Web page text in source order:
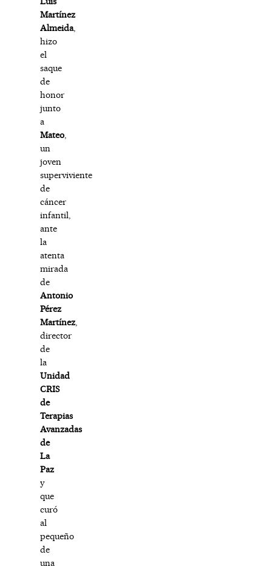
Martínez
Almeida,
hizo
el
saque
de
honor
junto
a
Mateo,
un
joven
superviviente
de
cáncer
infantil,
ante
la
atenta
mirada
de
Antonio
Pérez
Martínez,
director
de
la
Unidad
CRIS
de
Terapias
Avanzadas
de
La
Paz
y
que
curó
al
pequeño
de
una